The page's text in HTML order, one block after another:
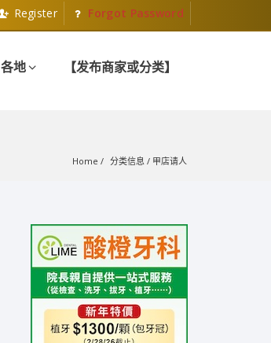
Register Forgot Password
各地 【发布商家或分类】
Home 分类信息 / 甲店请人